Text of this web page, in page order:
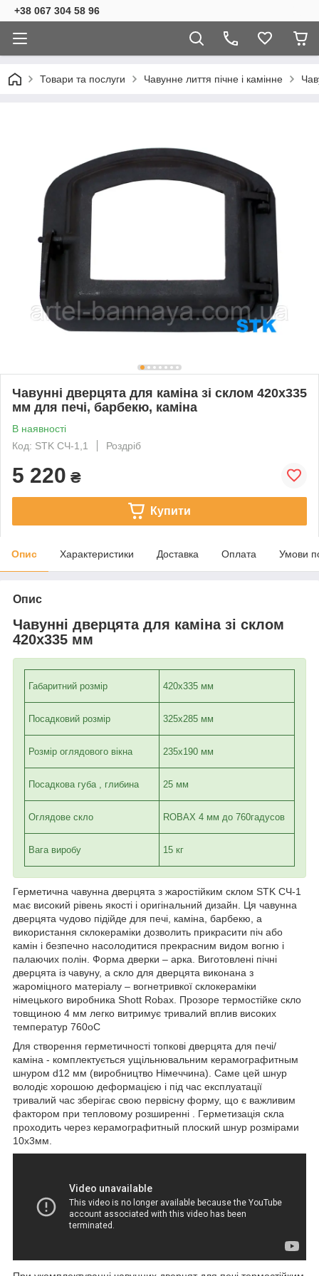
+38 067 304 58 96
Товари та послуги Чавунне лиття пічне і камінне
Чавунні дверцята для каміна зі склом 420х335
мм для печі, барбекю, каміна
В наявності
Код: STK CЧ-1,1
Роздріб
5 220 ₴
Купити
Опис Характеристики Доставка Оплата Умови
Опис
Чавунні дверцята для каміна зі склом
420х335 мм
Габаритний розмір 420х335 мм
Посадковий розмір 325х285 мм
Розмір оглядового вікна 235х190 мм
Посадкова губа , глибина 25 мм
Оглядове скло ROBAX 4 мм до 760гадусов
Вага виробу 15 кг
Герметична чавунна дверцята з жаростійким склом STK СЧ-1
має високий рівень якості і оригінальний дизайн. Ця чавунна
дверцята чудово підійде для печі, каміна, барбекю, а
використання склокераміки дозволить прикрасити піч або
камін і безпечно насолодитися прекрасним видом вогню і
палаючих полін. Форма дверки – арка. Виготовлені пічні
дверцята із чавуну, а скло для дверцята виконана з
жароміцного матеріалу – вогнетривкої склокераміки
німецького виробника Shott Robax. Прозоре термостійке скло
товщиною 4 мм легко витримує тривалий вплив високих
температур 760оС
Для створення герметичності топкові дверцята для печі/
каміна - комплектується ущільнювальним керамографитным
шнуром d12 мм (виробництво Німеччина). Саме цей шнур
володіє хорошою деформацією і під час експлуатації
тривалий час зберігає свою первісну форму, що є важливим
фактором при тепловому розширенні . Герметизація скла
проходить через керамографитный плоский шнур розмірами
10х3мм.